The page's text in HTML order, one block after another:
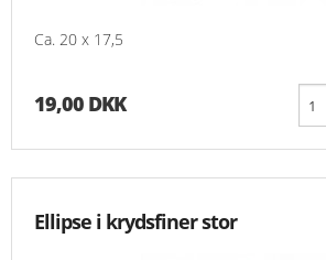
Ca. 20 x 17,5
19,00 DKK
Ellipse i krydsfiner stor